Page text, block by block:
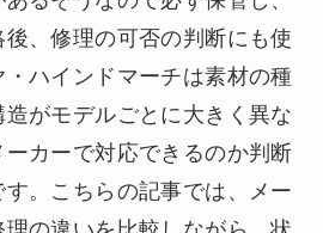
、修理の可否の判断にも使
ハインドマーチは素材の種
がモデルごとに大きく異な
カーで対応できるのか判断
。こちらの記事では、メー